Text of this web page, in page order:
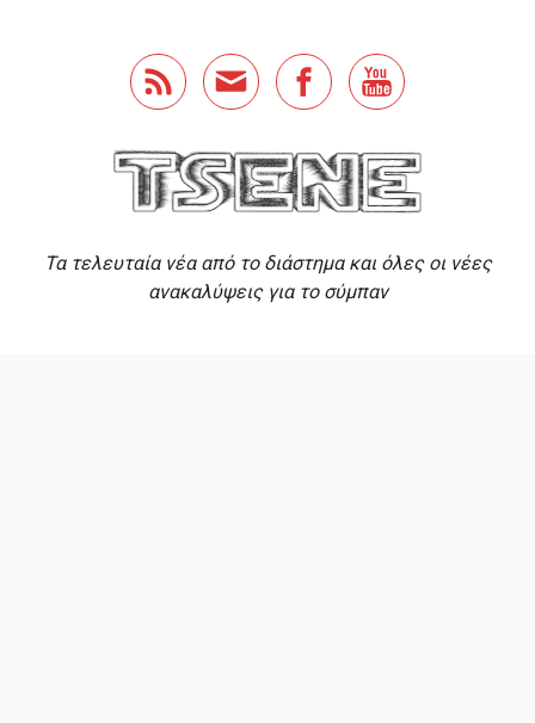
Τα τελευταία νέα από το διάστημα και όλες οι νέες
ανακαλύψεις για το σύμπαν